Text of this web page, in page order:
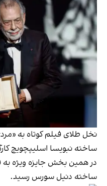
نخل طلای فیلم کوتاه به
ساخته نبویسا اسلیپچویچ
در همین بخش جایزه ویژه به
ساخته دنیل سورس رسید.